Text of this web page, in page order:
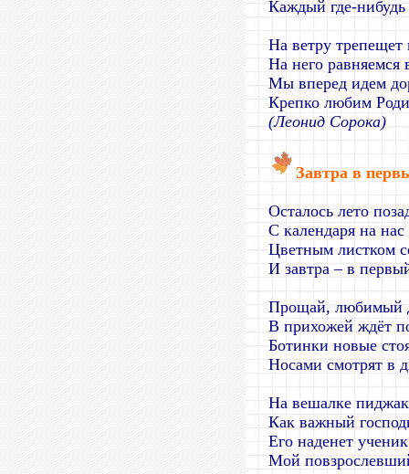
Каждый где-
На ветру трепещет
На него равняемся
Мы вперед идем
Крепко любим
(Леонид Сорока)
Завтра в
Осталось лето
С календаря на нас
Цветным листком
И завтра – в
Прощай, любимый
В прихожей ждёт
Ботинки новые
Носами смотрят в
На вешалке
Как важный
Его наденет
Мой